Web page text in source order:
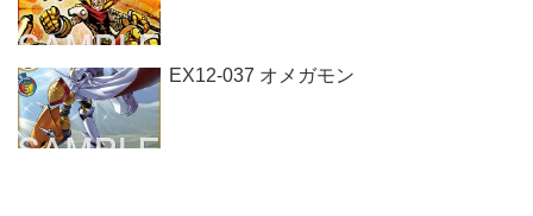
EX12-037 オメガモン